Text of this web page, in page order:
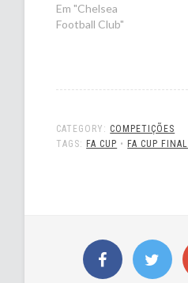
Em "Chelsea
Football Club"
CATEGORY: COMPETIÇÕES
TAGS: FA CUP • FA CUP FINAL